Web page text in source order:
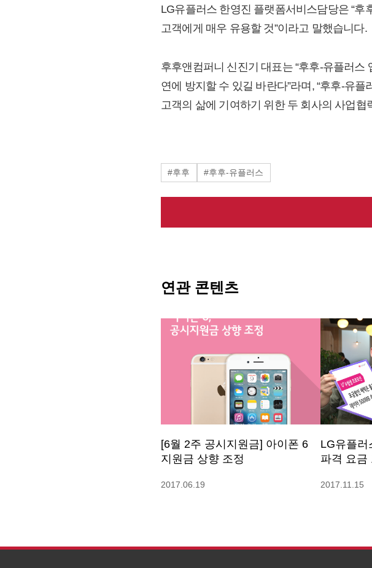
LG유플러스 한영진 플랫폼서비스담당은 “
고객에게 매우 유용할 것”이라고 말했습니다.
후후앤컴퍼니 신진기 대표는 “후후-유플러
연에 방지할 수 있길 바란다”라며, “후후-유
고객의 삶에 기여하기 위한 두 회사의 사업
#후후 #후후-유플러스
연관 콘텐츠
[6월 2주 공시지원금] 아이폰 6
지원금 상향 조정
2017.06.19
LG유플러
파격 요금
2017.11.15